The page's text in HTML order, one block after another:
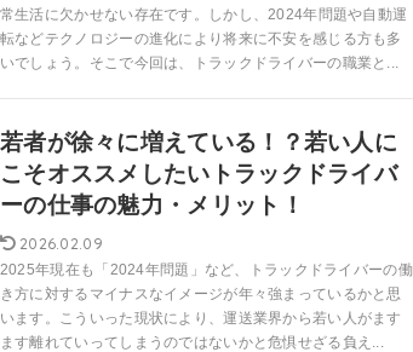
常生活に欠かせない存在です。しかし、2024年問題や自動運
転などテクノロジーの進化により将来に不安を感じる方も多
いでしょう。そこで今回は、トラックドライバーの職業と...
若者が徐々に増えている！？若い人に
こそオススメしたいトラックドライバ
ーの仕事の魅力・メリット！
2026.02.09
2025年現在も「2024年問題」など、トラックドライバーの働
き方に対するマイナスなイメージが年々強まっているかと思
います。こういった現状により、運送業界から若い人がます
ます離れていってしまうのではないかと危惧せざる負え...